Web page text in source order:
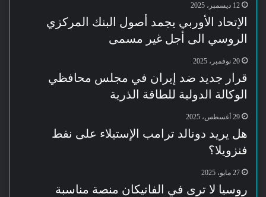
12 ديسمبر، 2025
الإتحاد الأوربي يجمد أصول البنك المركزي
الروسي الى أجل غير مسمى
20 نوفمبر، 2025
قرار جديد ضد إيران في مجلس محافظي
الوكالة الدولية للطاقة الذرية
29 أغسطس، 2025
هل يريد دونالد ترامب الإستيلاء على نفط
فنزويلا؟
27 مايو، 2025
روسيا لا ترى في الفاتيكان منصة مناسبة